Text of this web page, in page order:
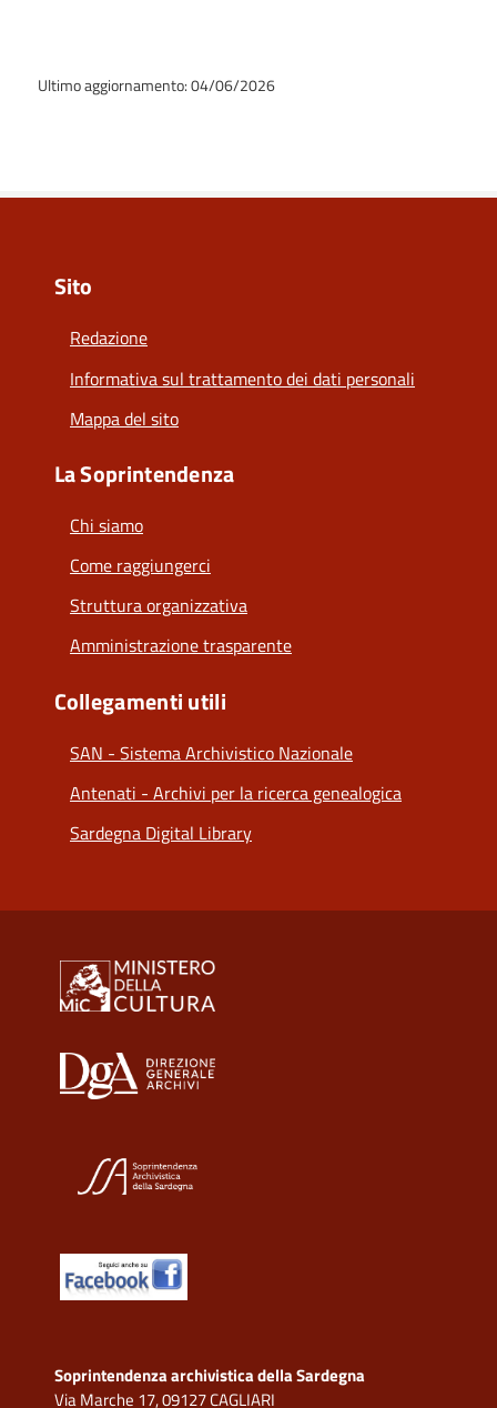
Ultimo aggiornamento: 04/06/2026
Sito
Redazione
Informativa sul trattamento dei dati personali
Mappa del sito
La Soprintendenza
Chi siamo
Come raggiungerci
Struttura organizzativa
Amministrazione trasparente
Collegamenti utili
SAN - Sistema Archivistico Nazionale
Antenati - Archivi per la ricerca genealogica
Sardegna Digital Library
Soprintendenza archivistica della Sardegna
Via Marche 17, 09127 CAGLIARI